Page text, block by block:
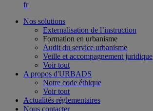
fr
Nos solutions
Externalisation de l’instruction
Formation en urbanisme
Audit du service urbanisme
Veille et accompagnement juridique
Voir tout
A propos d'URBADS
Notre code éthique
Voir tout
Actualités réglementaires
Nous contacter